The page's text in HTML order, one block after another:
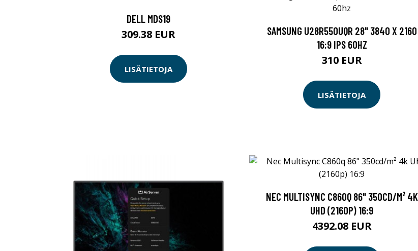
DELL MDS19
309.38 EUR
LISÄTIETOJA
SAMSUNG U28R550UQR 28" 3840 X 2160
16:9 IPS 60HZ
310 EUR
LISÄTIETOJA
NEC MULTISYNC C860Q 86" 350CD/M² 4K
UHD (2160P) 16:9
4392.08 EUR